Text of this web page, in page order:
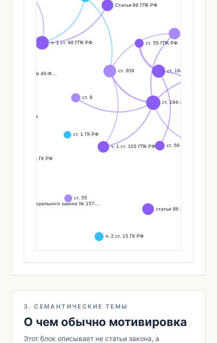
3. СЕМАНТИЧЕСКИЕ ТЕМЫ
О чем обычно мотивировка
Этот блок описывает не статьи закона, а